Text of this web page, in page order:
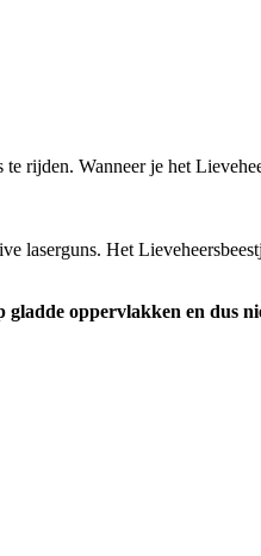
rijden. Wanneer je het
laserguns. Het
oppervlakken en dus